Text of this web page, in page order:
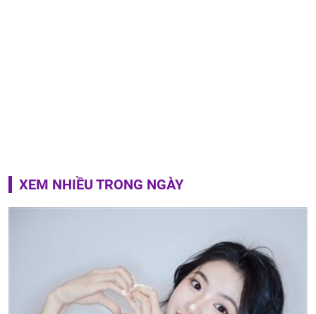
XEM NHIỀU TRONG NGÀY